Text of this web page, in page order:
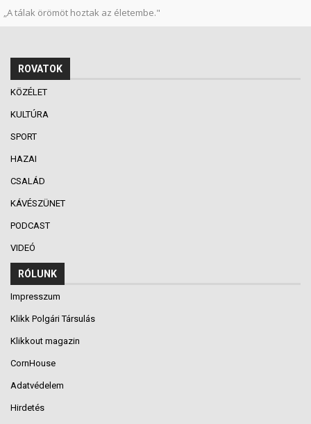
„A tálak örömöt hoztak az életembe."
ROVATOK
KÖZÉLET
KULTÚRA
SPORT
HAZAI
CSALÁD
KÁVÉSZÜNET
PODCAST
VIDEÓ
RÓLUNK
Impresszum
Klikk Polgári Társulás
Klikkout magazin
CornHouse
Adatvédelem
Hirdetés